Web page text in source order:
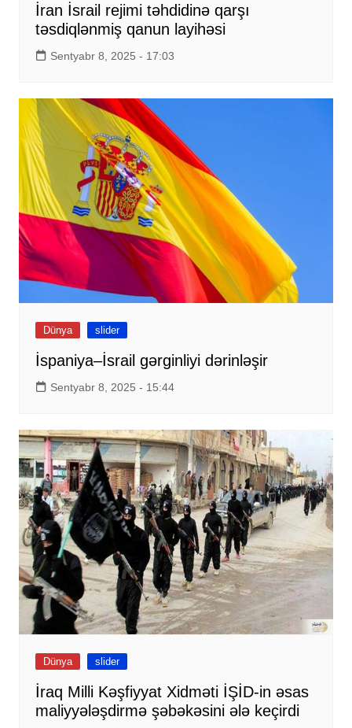
İran İsrail rejimi təhdidinə qarşı
təsdiqlənmiş qanun layihəsi
Sentyabr 8, 2025 - 17:03
Dünya slider
İspaniya–İsrail gərginliyi dərinləşir
Sentyabr 8, 2025 - 15:44
Dünya slider
İraq Milli Kəşfiyyat Xidməti İŞİD-in əsas
maliyyələşdirmə şəbəkəsini ələ keçirdi